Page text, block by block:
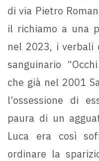
di via Pietro
il richiamo a una
nel 2023, i
sanguinario
che già nel 2001
l’ossessione di
paura di un
Luca era così
ordinare la